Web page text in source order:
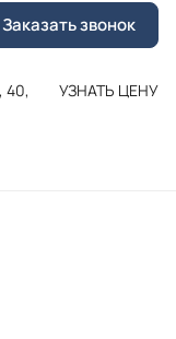
Заказать звонок
40,
УЗНАТЬ ЦЕНУ